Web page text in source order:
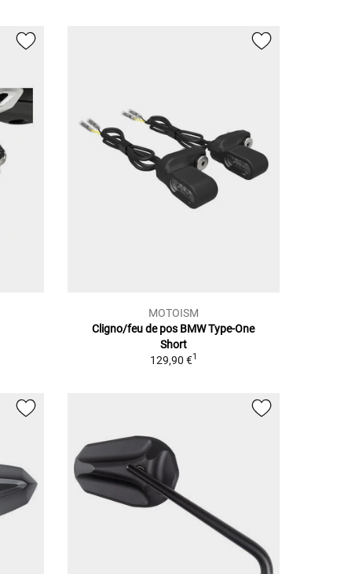
MOTOISM
Cligno/feu de pos BMW Type-One
Short
129,90 €1